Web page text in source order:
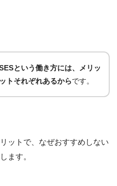
という働き方には、メリッ
トそれぞれあるからです。
ットで、なぜおすすめしない
ます。